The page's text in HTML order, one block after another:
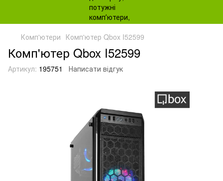
Комп'ютери Комп'ютер Qbox I52599
Комп'ютер Qbox I52599
Артикул: 195751 Написати відгук